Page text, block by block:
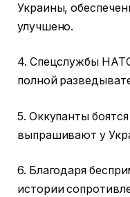
Украины,
улучшено.
4. Спецслужбы
полной
5. Оккупанты
выпрашивают у
6. Благодаря
истории